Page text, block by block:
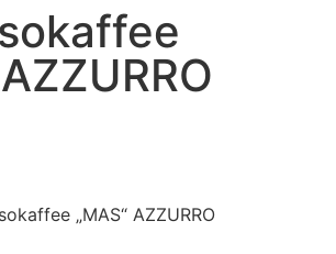
„MAS“ AZZURRO